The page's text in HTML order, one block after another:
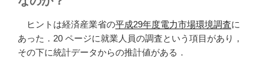
の
務
報
を
ヒントは経済産業省の平成29年度電力市場環境調査に
あった．20 ページに就業人員の調査という項目があり，
その下に統計データからの推計値がある．